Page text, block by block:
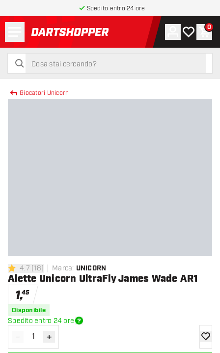
Spedito entro 24 ore
torna alla home page
cerca
cerca
Account
La mia0
Giocatori Unicorn
4.7 stelle di valutazione
4.7 [18] Marca: UNICORN
Alette Unicorn UltraFly James Wade AR1
1,45
Disponibile
Spedito entro 24 ore
Diminuisci quantità
- Aumenta quantità
+